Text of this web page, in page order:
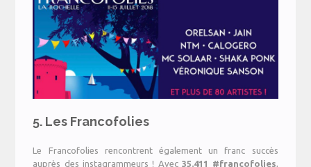
5. Les Francofolies
Le Francofolies rencontrent également un franc succès
auprès des instagrammeurs ! Avec35.411 #francofolies,